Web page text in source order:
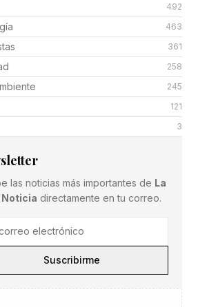
492
463
361
258
245
121
3
las noticias más importantes de La
Noticia directamente en tu correo.
Suscribirme